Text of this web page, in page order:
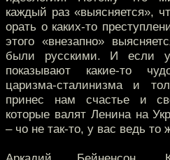
каждый раз «выясняется»,
орать о каких-то
этого «внезапно»
были русскими. И если
показывают какие-то
царизма-сталинизма и
принес нам счастье и
которые валят Ленина на
– чо не так-то, у вас ведь то